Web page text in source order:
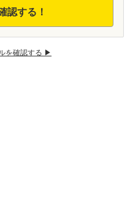
認する！
を確認する ▶︎